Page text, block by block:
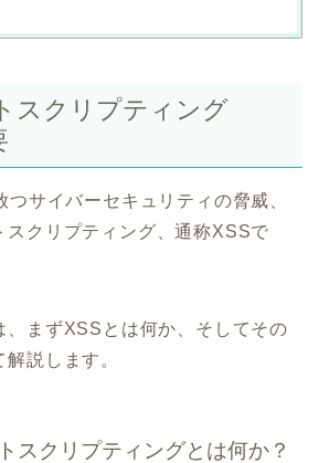
スクリプティング
サイバーセキュリティの脅威、
スクリプティング、通称XSSで
、まずXSSとは何か、そしてその
説します。
スクリプティングとは何か？